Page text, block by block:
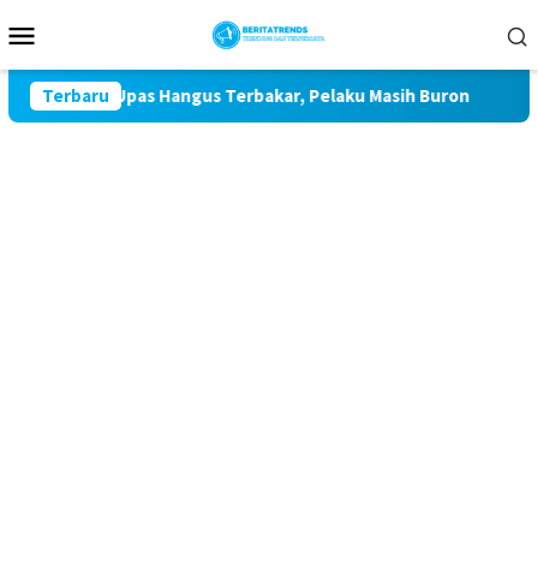
ke
Mobile
Terbaru
Air Upas Hangus Terbakar, Pelaku Masih Buron